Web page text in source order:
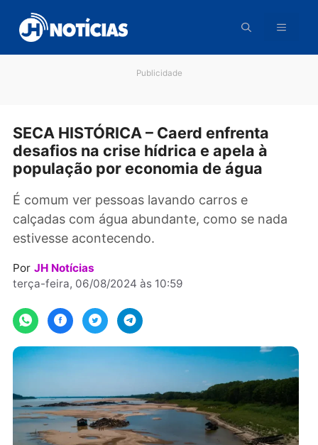
para
conteúdo
SECA HISTÓRICA – Caerd enfrenta
desafios na crise hídrica e apela à
população por economia de água
É comum ver pessoas lavando carros e
calçadas com água abundante, como se
estivesse acontecendo.
terça-feira, 06/08/2024 às 10:59